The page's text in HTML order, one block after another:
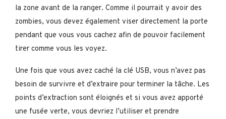
la zone avant de la ranger. Comme il pourrait y avoir des
zombies, vous devez également viser directement la porte
pendant que vous vous cachez afin de pouvoir facilement
tirer comme vous les voyez.
Une fois que vous avez caché la clé USB, vous n’avez pas
besoin de survivre et d’extraire pour terminer la tâche. Les
points d’extraction sont éloignés et si vous avez apporté
une fusée verte, vous devriez l’utiliser et prendre